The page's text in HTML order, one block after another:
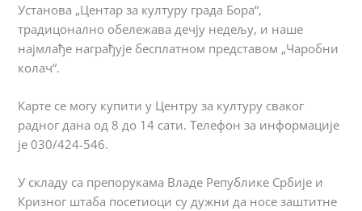
Установа „Центар за културу града Бора“,
традицонално обележава дечју недељу, и наше
најмлађе награђује бесплатном представом „Чаробни
колач“.
Карте се могу купити у Центру за културу сваког
радног дана од 8 до 14 сати. Телефон за информације
је 030/424-546.
У складу са препорукама Владе Републике Србије и
Кризног штаба посетиоци су дужни да носе заштитне